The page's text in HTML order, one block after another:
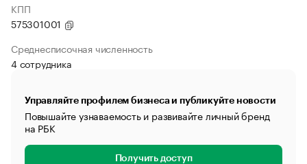
КПП
575301001
Среднесписочная численность
4 сотрудника
Управляйте профилем бизнеса и публикуйте новости
Повышайте узнаваемость и развивайте личный бренд
на РБК
Получить доступ